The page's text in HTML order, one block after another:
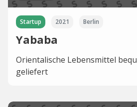
Startup 2021 Berlin
Yababa
Orientalische Lebensmittel
geliefert